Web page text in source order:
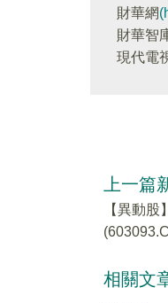
財華網
財華智
現代電
上一篇
【異動
相關文